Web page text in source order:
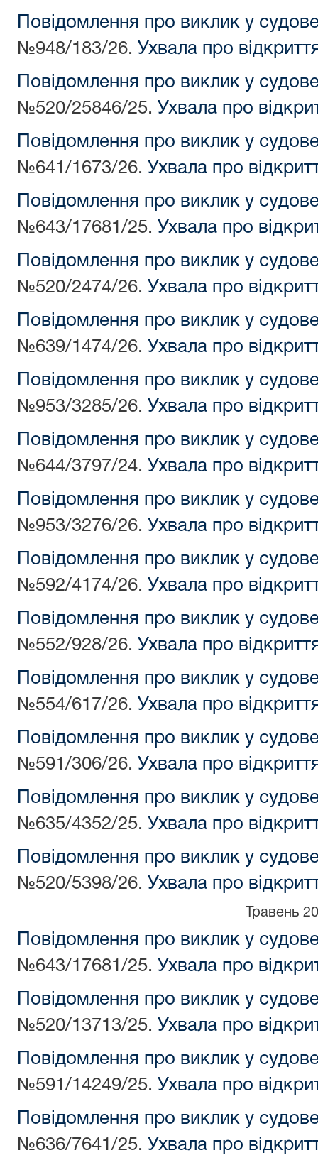
Повідомлення про виклик у
№948/183/26. Ухвала про
Повідомлення про виклик у
№520/25846/25. Ухвала про
Повідомлення про виклик у
№641/1673/26. Ухвала про
Повідомлення про виклик у
№643/17681/25. Ухвала про
Повідомлення про виклик у
№520/2474/26. Ухвала про
Повідомлення про виклик у
№639/1474/26. Ухвала про
Повідомлення про виклик у
№953/3285/26. Ухвала про
Повідомлення про виклик у
№644/3797/24. Ухвала про
Повідомлення про виклик у
№953/3276/26. Ухвала про
Повідомлення про виклик у
№592/4174/26. Ухвала про
Повідомлення про виклик у
№552/928/26. Ухвала про
Повідомлення про виклик у
№554/617/26. Ухвала про
Повідомлення про виклик у
№591/306/26. Ухвала про
Повідомлення про виклик у
№635/4352/25. Ухвала про
Повідомлення про виклик у
№520/5398/26. Ухвала про
Травень
Повідомлення про виклик у
№643/17681/25. Ухвала про
Повідомлення про виклик у
№520/13713/25. Ухвала про
Повідомлення про виклик у
№591/14249/25. Ухвала про
Повідомлення про виклик у
№636/7641/25. Ухвала про